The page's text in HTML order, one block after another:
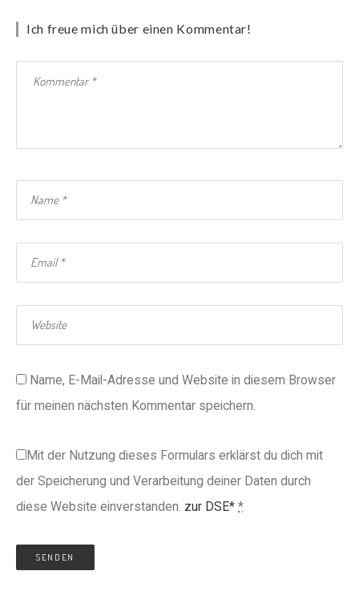
Ich freue mich über einen Kommentar!
Name, E-Mail-Adresse und Website in diesem Browser
für meinen nächsten Kommentar speichern.
Mit der Nutzung dieses Formulars erklärst du dich mit
der Speicherung und Verarbeitung deiner Daten durch
diese Website einverstanden. zur DSE* *